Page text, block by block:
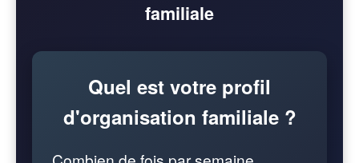
familiale
Quel est votre profil
d'organisation familiale ?